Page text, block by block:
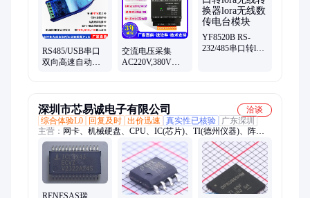
RS485/USB串口
双向高速自动收
交流电压采集
AC220V,380V电
YF8520B RS-
232/485串口转lora
深圳市芯易诚电子有限公司
洽谈
综合体验L0
回复及时 出价迅速 真实性已核验
广东深圳
主营： 网卡、机械硬盘、CPU、IC(芯片)、TI(德州仪器)、阵列
卡
RENESAS瑞